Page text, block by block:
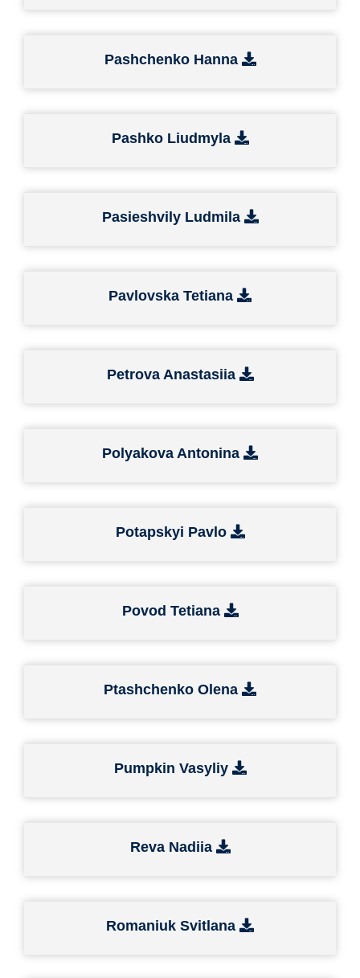
Pashchenko Hanna
Pashko Liudmyla
Pasieshvily Ludmila
Pavlovska Tetiana
Petrova Anastasiia
Polyakova Antonina
Potapskyi Pavlo
Povod Tetiana
Ptashchenko Olena
Pumpkin Vasyliy
Reva Nadiia
Romaniuk Svitlana